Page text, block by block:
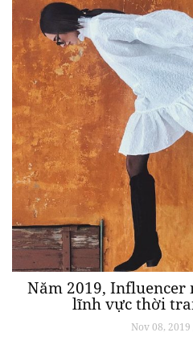
Năm 2019,
lĩnh vực thời
Nov 08,